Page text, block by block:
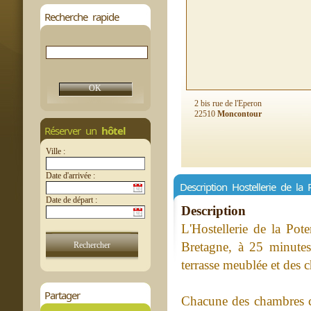
Recherche rapide
Réserver un hôtel
Ville :
Date d'arrivée :
Date de départ :
Partager
2 bis rue de l'Eperon
22510 Moncontour
Description Hostellerie de la
Description
L'Hostellerie de la
Bretagne, à 25
terrasse meublée et des
Chacune des